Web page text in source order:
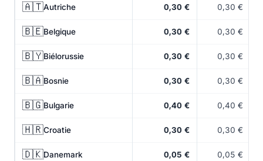
🇦🇹Autriche 0,30 € 0,30 €
🇧🇪Belgique 0,30 € 0,30 €
🇧🇾Biélorussie 0,30 € 0,30 €
🇧🇦Bosnie 0,30 € 0,30 €
🇧🇬Bulgarie 0,40 € 0,40 €
🇭🇷Croatie 0,30 € 0,30 €
🇩🇰Danemark 0,05 € 0,05 €